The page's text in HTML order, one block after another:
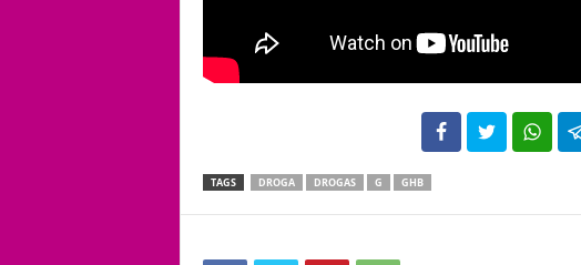
102 35
TAGS DROGA DROGAS G GHB